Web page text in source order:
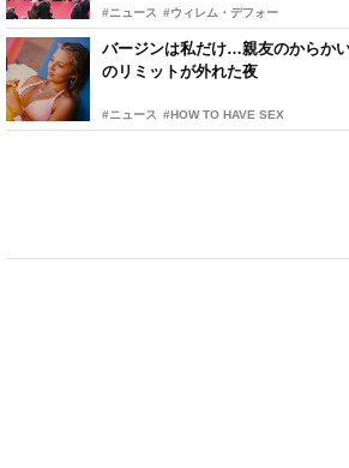
#ニュース #ウィレム・デフォー
バージンは私だけ…親友のからか
のリミットが外れた夜
#ニュース #HOW TO HAVE SEX